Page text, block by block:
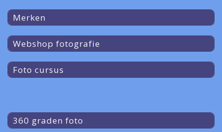
Merken
Webshop fotografie
Foto cursus
360 graden foto